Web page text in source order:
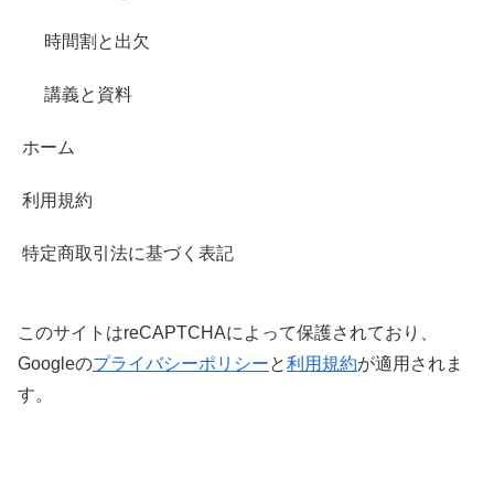
時間割と出欠
講義と資料
ホーム
利用規約
特定商取引法に基づく表記
このサイトはreCAPTCHAによって保護されており、
Googleのプライバシーポリシーと利用規約が適用されま
す。